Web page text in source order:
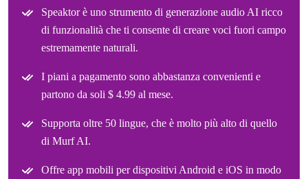
Speaktor è uno strumento di generazione audio AI ricco
di funzionalità che ti consente di creare voci fuori campo
estremamente naturali.
I piani a pagamento sono abbastanza convenienti e
partono da soli $ 4.99 al mese.
Supporta oltre 50 lingue, che è molto più alto di quello
di Murf AI.
Offre app mobili per dispositivi Android e iOS in modo